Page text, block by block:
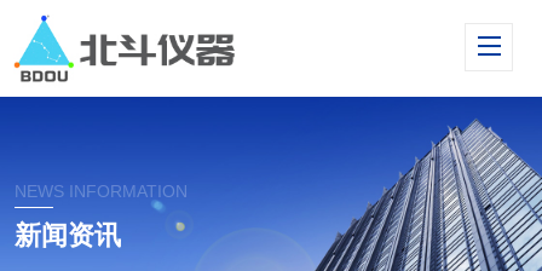
NEWS INFORMATION
新闻资讯